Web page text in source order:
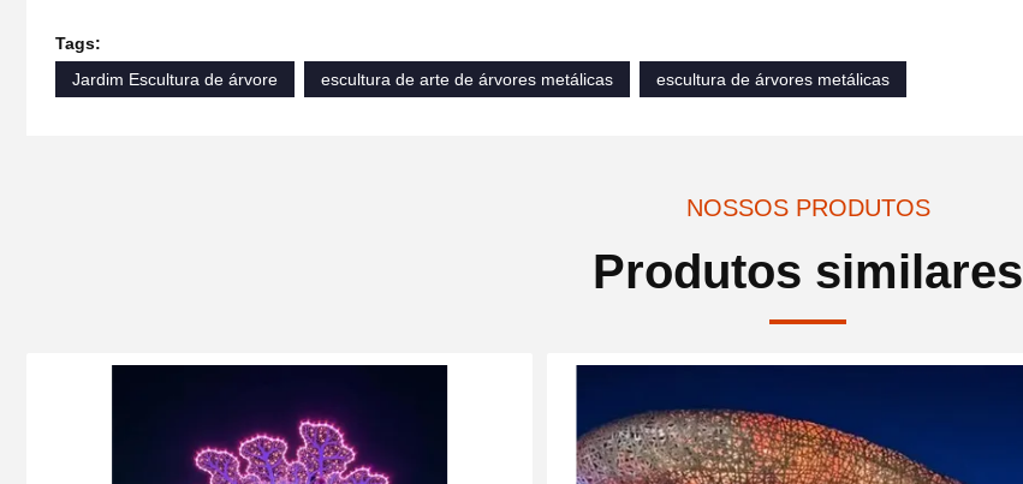
Tags:
Jardim Escultura de árvore
escultura de arte de árvores metálicas escultura de árvores metálicas
NOSSOS PRODUTOS
Produtos similares